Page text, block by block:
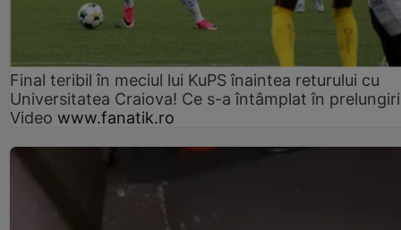
Final teribil în meciul lui KuPS înaintea returului cu
Universitatea Craiova! Ce s-a întâmplat în
Video www.fanatik.ro